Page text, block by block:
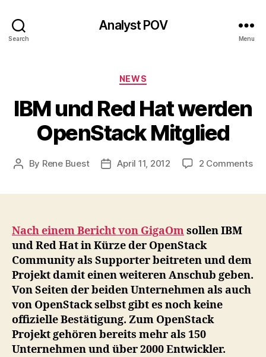
Search
Analyst POV
Menu
Categories
NEWS
IBM und Red Hat werden
OpenStack Mitglied
Post
By Rene Buest
PostApril 11, 2012 2 Commentson
Nach einem Bericht von GigaOmsollen IBM
und Red Hat in Kürze der OpenStack
Community als Supporter beitreten und dem
Projekt damit einen weiteren Anschub geben.
Von Seiten der beiden Unternehmen als auch
von OpenStack selbst gibt es noch keine
offizielle Bestätigung. Zum OpenStack
Projekt gehören bereits mehr als 150
Unternehmen und über 2000 Entwickler.